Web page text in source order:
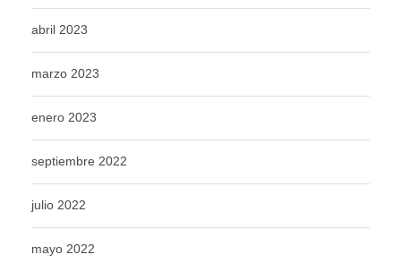
abril 2023
marzo 2023
enero 2023
septiembre 2022
julio 2022
mayo 2022